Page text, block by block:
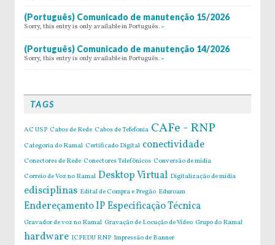
(Português) Comunicado de manutenção 15/2026
Sorry, this entry is only available in Português. »
(Português) Comunicado de manutenção 14/2026
Sorry, this entry is only available in Português. »
TAGS
AC USP Cabos de Rede Cabos de Tefefonia CAFe - RNP
Categoria do Ramal Certificado Digital conectividade
Conectores de Rede Conectores Telefônicos Conversão de mídia
Correio de Voz no Ramal Desktop Virtual Digitalização de mídia
edisciplinas Edital de Compra e Pregão Eduroam
Endereçamento IPEspecificação Técnica
Gravador de voz no Ramal Gravação de Locução de Vídeo Grupo do Ramal
hardware ICPEDU RNP Impressão de Banner